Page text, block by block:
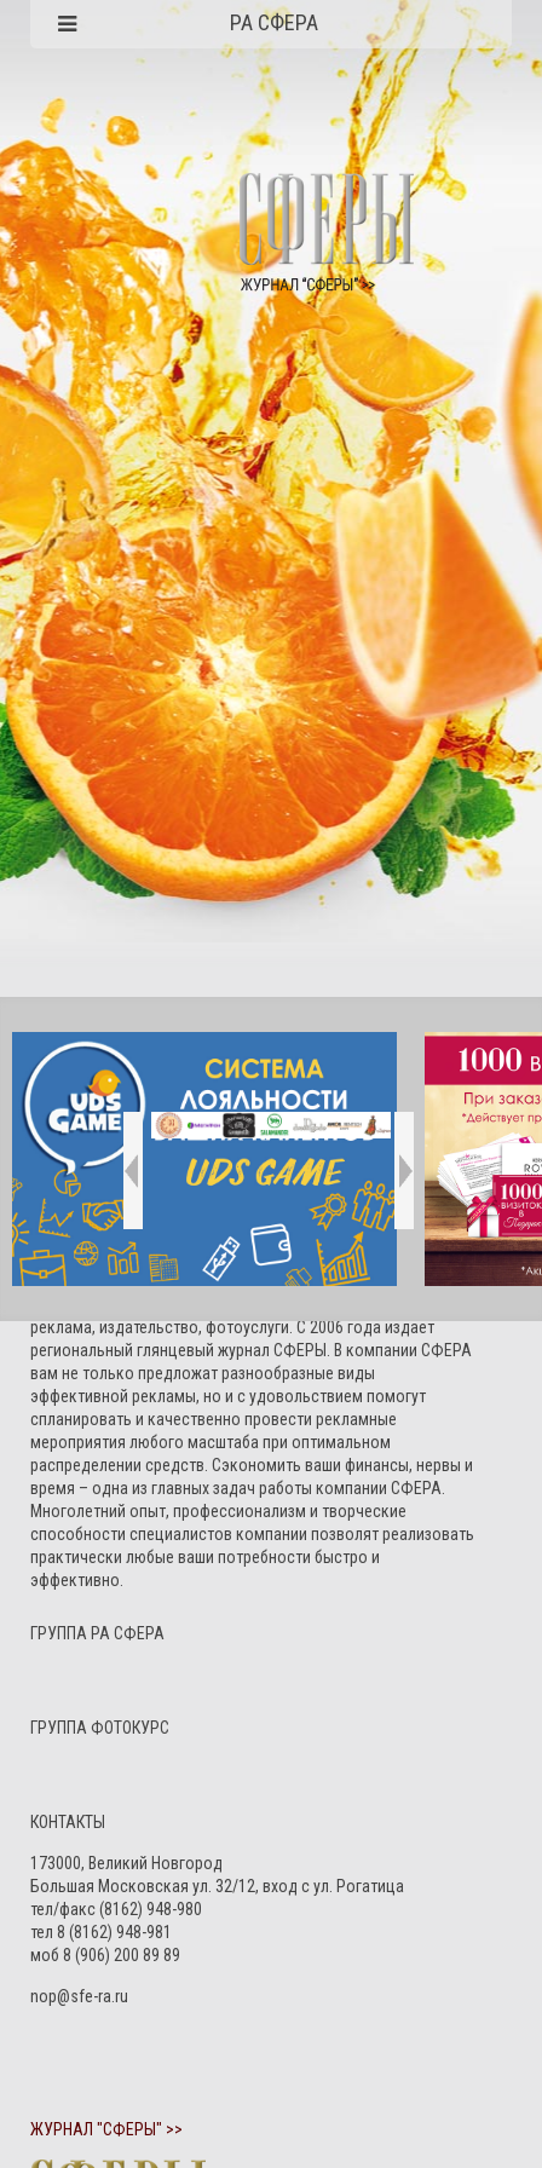
РА СФЕРА
О НАС
Компания СФЕРА основана в 2003 году и оказывает весь
комплекс услуг в области рекламы, а также смежных сфер
реклама, издательство, фотоуслуги. С 2006 года издает
региональный глянцевый журнал СФЕРЫ. В компании СФЕРА
вам не только предложат разнообразные виды
эффективной рекламы, но и с удовольствием помогут
спланировать и качественно провести рекламные
мероприятия любого масштаба при оптимальном
распределении средств. Сэкономить ваши финансы, нервы и
время – одна из главных задач работы компании СФЕРА.
Многолетний опыт, профессионализм и творческие
способности специалистов компании позволят реализовать
практически любые ваши потребности быстро и
эффективно.
ГРУППА РА СФЕРА
ГРУППА ФОТОКУРС
КОНТАКТЫ
173000, Великий Новгород
Большая Московская ул. 32/12, вход с ул. Рогатица
тел/факс (8162) 948-980
тел 8 (8162) 948-981
моб 8 (906) 200 89 89
nop@sfe-ra.ru
ЖУРНАЛ "СФЕРЫ" >>